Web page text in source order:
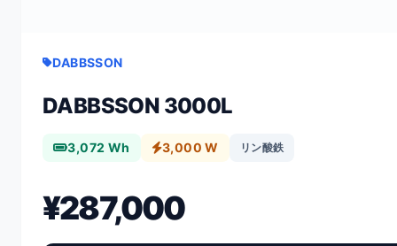
DABBSSON
DABBSSON 3000L
3,072 Wh 3,000 W リン酸鉄
¥287,000